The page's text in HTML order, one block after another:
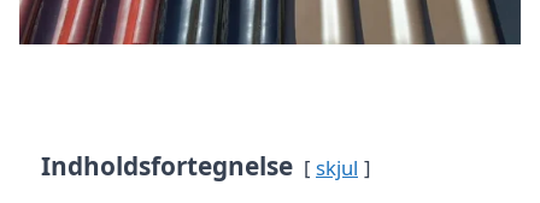
Indholdsfortegnelse skjul